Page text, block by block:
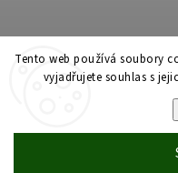
Tento web používá soubory
vyjadřujete souhlas s